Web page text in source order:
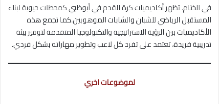
في الختام، تظهر أكاديميات كرة القدم في أبوظبي كمحطات حيوية لبناء
المستقبل الرياضي للشبان والشابات الموهوبين.كما تجمع هذه
الأكاديميات بين الرؤية الاستراتيجية والتكنولوجيا المتقدمة لتوفير بيئة
تدريبية فريدة، تعتمد على تفرد كل لاعب وتطوير مهاراته بشكل فردي.
لموضوعات اخري